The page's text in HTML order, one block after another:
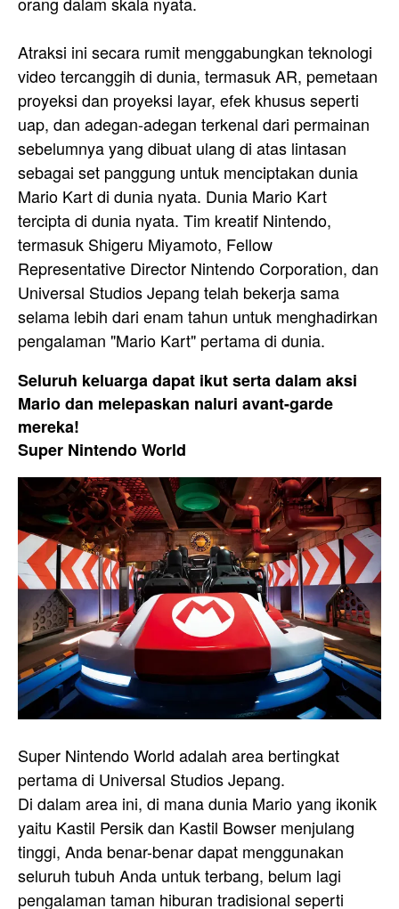
Atraksi ini secara rumit menggabungkan teknologi
video tercanggih di dunia, termasuk AR, pemetaan
proyeksi dan proyeksi layar, efek khusus seperti
uap, dan adegan-adegan terkenal dari permainan
sebelumnya yang dibuat ulang di atas lintasan
sebagai set panggung untuk menciptakan dunia
Mario Kart di dunia nyata. Dunia Mario Kart
tercipta di dunia nyata. Tim kreatif Nintendo,
termasuk Shigeru Miyamoto, Fellow
Representative Director Nintendo Corporation, dan
Universal Studios Jepang telah bekerja sama
selama lebih dari enam tahun untuk menghadirkan
pengalaman "Mario Kart" pertama di dunia.
Seluruh keluarga dapat ikut serta dalam aksi
Mario dan melepaskan naluri avant-garde
mereka!
Super Nintendo World
Super Nintendo World adalah area bertingkat
pertama di Universal Studios Jepang.
Di dalam area ini, di mana dunia Mario yang ikonik
yaitu Kastil Persik dan Kastil Bowser menjulang
tinggi, Anda benar-benar dapat menggunakan
seluruh tubuh Anda untuk terbang, belum lagi
pengalaman taman hiburan tradisional seperti